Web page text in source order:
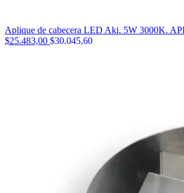
Aplique de cabecera LED Aki. 5W 3000K.
$25.483,00 $30.045,60